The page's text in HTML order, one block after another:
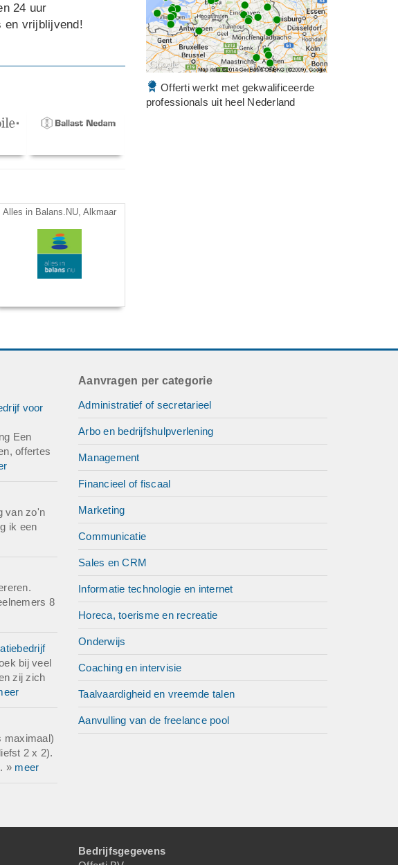
24 uur
en vrijblijvend!
Alles in Balans.NU, Alkmaar
Offerti werkt met gekwalificeerde
professionals uit heel Nederland
voor
Een
offertes
van zo'n
ik een
8
bij veel
zij zich
maximaal)
2 x 2).
» meer
Aanvragen per categorie
Administratief of secretarieel
Arbo en bedrijfshulpverlening
Management
Financieel of fiscaal
Marketing
Communicatie
Sales en CRM
Informatie technologie en internet
Horeca, toerisme en recreatie
Onderwijs
Coaching en intervisie
Taalvaardigheid en vreemde talen
Aanvulling van de freelance pool
Bedrijfsgegevens